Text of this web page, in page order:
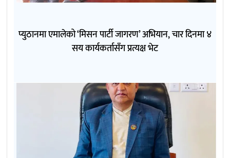
प्युठानमा एमालेको ‘मिसन पार्टी जागरण’ अभियान, चार दिनमा ४
सय कार्यकर्तासँग प्रत्यक्ष भेट